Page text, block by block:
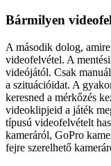
Bármilyen
A második dolog,
videofelvétel. A
videójától. Csak
a szituációidat. A
keresned a mérkőzés
videoklipjeid a játék
típusú videofelvételt
kameráról, GoPro
fejre szerelhető